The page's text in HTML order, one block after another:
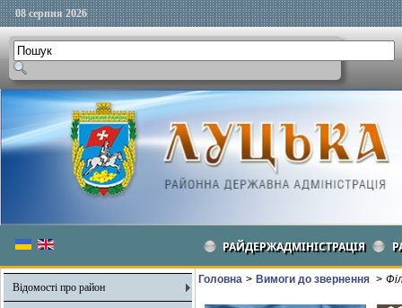
08 серпня 2026
РАЙДЕРЖАДМІНІСТРАЦІЯ
Відомості про район
Головна > Вимоги до звернення >